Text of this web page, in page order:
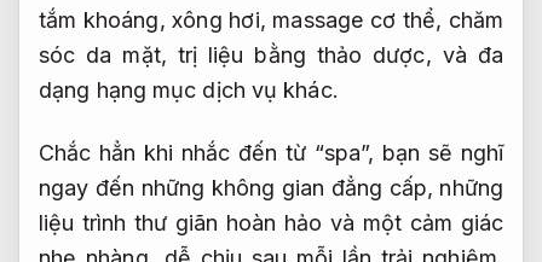
tắm khoáng, xông hơi, massage cơ thể, chăm
sóc da mặt, trị liệu bằng thảo dược, và đa
dạng hạng mục dịch vụ khác.
Chắc hẳn khi nhắc đến từ “spa”, bạn sẽ nghĩ
ngay đến những không gian đẳng cấp, những
liệu trình thư giãn hoàn hảo và một cảm giác